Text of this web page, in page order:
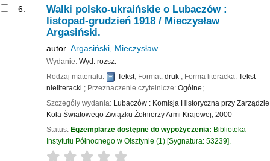
6.
Walki polsko-ukraińskie o Lubaczów :
listopad-grudzień 1918 / Mieczysław
Argasiński.
autor Argasiński, Mieczysław
Wydanie: Wyd. rozsz.
Rodzaj materiału:
Tekst; Format: druk ; Forma literacka: Tekst
nieliteracki ; Przeznaczenie czytelnicze: Ogólne;
Szczegóły wydania: Lubaczów : Komisja Historyczna przy Zarządzie
Koła Światowego Związku Żołnierzy Armi Krajowej, 2000
Status: Egzemplarze dostępne do wypożyczenia: Biblioteka
Instytutu Północnego w Olsztynie (1) Sygnatura: 53239 .
star rating